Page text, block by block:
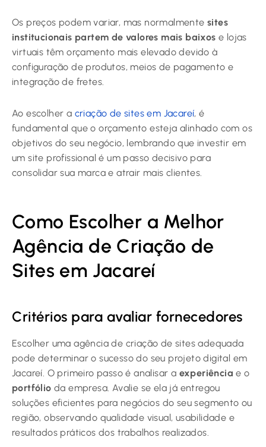
Os preços podem variar, mas normalmente sites
institucionais partem de valores mais baixos e lojas
virtuais têm orçamento mais elevado devido à
configuração de produtos, meios de pagamento e
integração de fretes.
Ao escolher a criação de sites em Jacareí, é
fundamental que o orçamento esteja alinhado com os
objetivos do seu negócio, lembrando que investir em
um site profissional é um passo decisivo para
consolidar sua marca e atrair mais clientes.
Como Escolher a Melhor
Agência de Criação de
Sites em Jacareí
Critérios para avaliar fornecedores
Escolher uma agência de criação de sites adequada
pode determinar o sucesso do seu projeto digital em
Jacareí. O primeiro passo é analisar a experiência e o
portfólio da empresa. Avalie se ela já entregou
soluções eficientes para negócios do seu segmento ou
região, observando qualidade visual, usabilidade e
resultados práticos dos trabalhos realizados.